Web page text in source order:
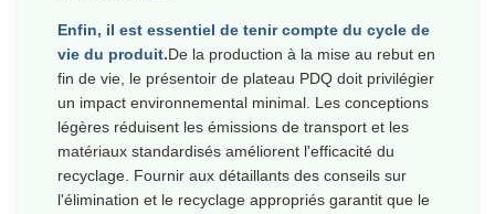
Enfin, il est essentiel de tenir compte du cycle de
vie du produit.De la production à la mise au rebut en
fin de vie, le présentoir de plateau PDQ doit privilégier
un impact environnemental minimal. Les conceptions
légères réduisent les émissions de transport et les
matériaux standardisés améliorent l'efficacité du
recyclage. Fournir aux détaillants des conseils sur
l'élimination et le recyclage appropriés garantit que le